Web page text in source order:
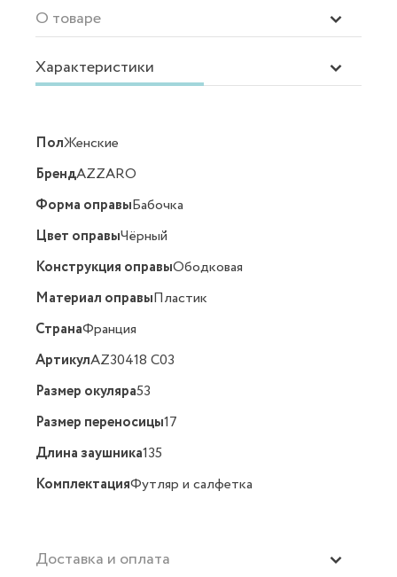
О товаре
Характеристики
ПолЖенские
БрендAZZARO
Форма оправыБабочка
Цвет оправыЧёрный
Конструкция оправыОбодковая
Материал оправыПластик
СтранаФранция
АртикулAZ30418 C03
Размер окуляра53
Размер переносицы17
Длина заушника135
КомплектацияФутляр и салфетка
Доставка и оплата